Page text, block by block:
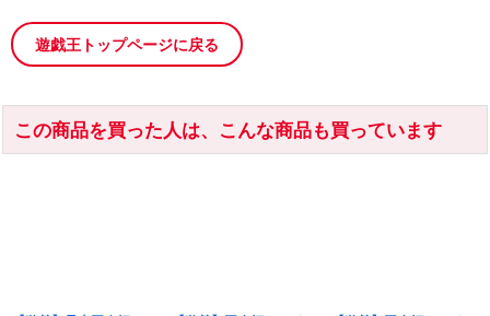
遊戯王トップページに戻る
この商品を買った人は、こんな商品も買っています